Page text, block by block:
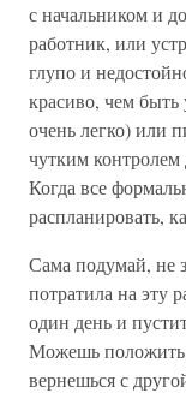
с начальником и
работник, или
глупо и
красиво, чем быть
очень легко) или
чутким
Когда все
распланировать,
Сама подумай, не
потратила на эту
один день и
Можешь положить
вернешься с